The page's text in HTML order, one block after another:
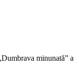
minunată” a